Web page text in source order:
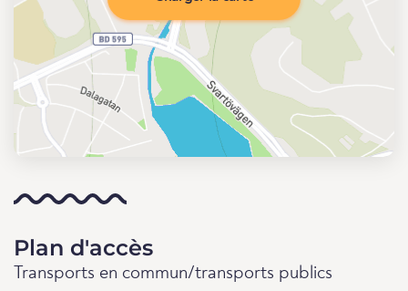
Plan d'accès
Transports en commun/transports publics